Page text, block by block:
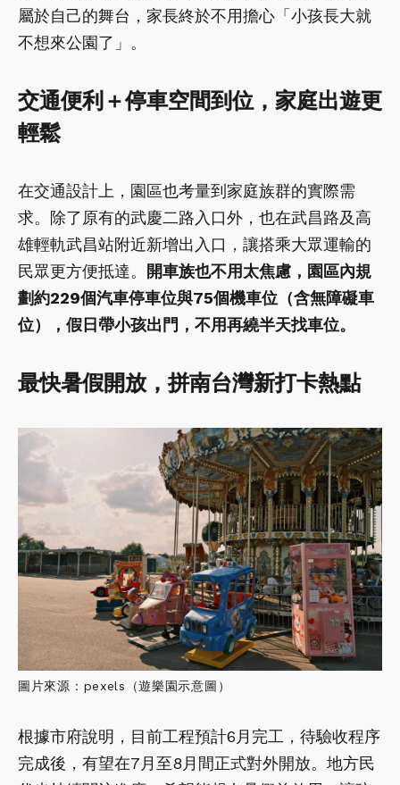
屬於自己的舞台，家長終於不用擔心「小孩長大就
不想來公園了」。
交通便利＋停車空間到位，家庭出遊更
輕鬆
在交通設計上，園區也考量到家庭族群的實際需
求。除了原有的武慶二路入口外，也在武昌路及高
雄輕軌武昌站附近新增出入口，讓搭乘大眾運輸的
民眾更方便抵達。
開車族也不用太焦慮，園區內規
劃約229個汽車停車位與75個機車位（含無障礙車
位），假日帶小孩出門，不用再繞半天找車位。
最快暑假開放，拼南台灣新打卡熱點
圖片來源：pexels（遊樂園示意圖）
根據市府說明，目前工程預計6月完工，待驗收程序
完成後，有望在7月至8月間正式對外開放。地方民